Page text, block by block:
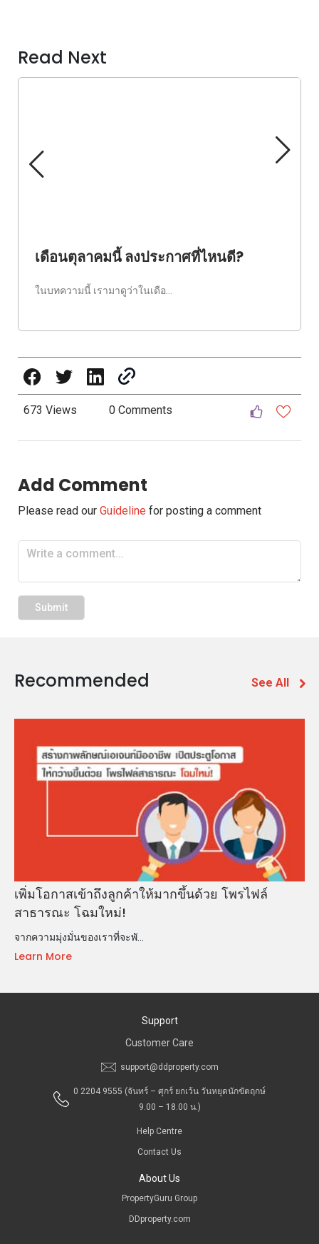
Read Next
เดือนตุลาคมนี้ ลงประกาศที่ไหนดี?
ในบทความนี้ เรามาดูว่าในเดือ…
673 Views 0 Comments
Add Comment
Please read our Guideline for posting a comment
Recommended See All
เพิ่มโอกาสเข้าถึงลูกค้าให้มากขึ้นด้วย โพรไฟล์
สาธารณะ โฉมใหม่!
จากความมุ่งมั่นของเราที่จะพั…
Learn More
Support
Customer Care
support@ddproperty.com
0 2204 9555 (จันทร์ – ศุกร์ ยกเว้น วันหยุดนักขัตฤกษ์
9.00 – 18.00 น.)
Help Centre
Contact Us
About Us
PropertyGuru Group
DDproperty.com